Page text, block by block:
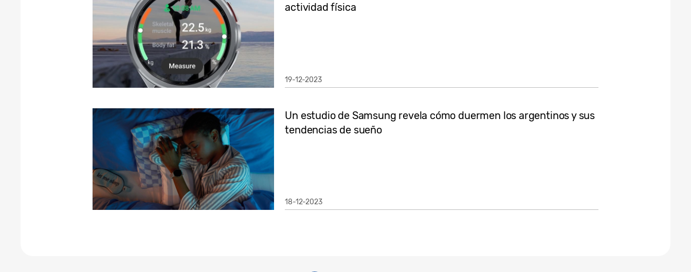
actividad física
19-12-2023
Un estudio de Samsung revela cómo duermen los argentinos y sus
tendencias de sueño
18-12-2023